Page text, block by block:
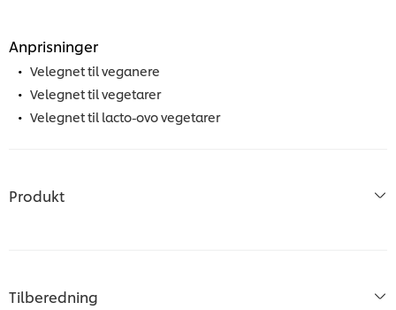
Anprisninger
Velegnet til veganere
Velegnet til vegetarer
Velegnet til lacto-ovo vegetarer
Produkt
Tilberedning